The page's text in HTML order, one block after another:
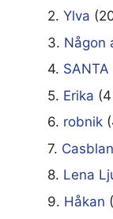
2. Ylva
3. Någon
4. SANTA
5. Erika
6. robnik
7.
8. Lena
9. Håkan